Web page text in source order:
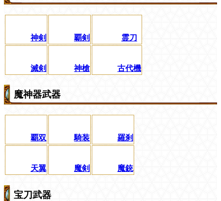
神剣 覇剣 霊刀
滅剣 神槍 古代機
魔神器武器
覇双 騎装 羅刹
天翼 魔剣 魔銃
宝刀武器